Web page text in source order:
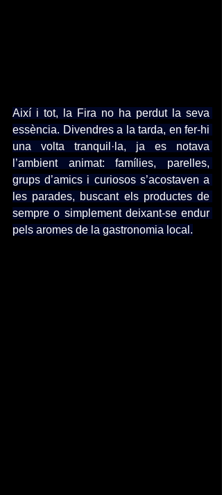
Així i tot, la Fira no ha perdut la seva
essència. Divendres a la tarda, en fer-hi
una volta tranquil·la, ja es notava
l’ambient animat: famílies, parelles,
grups d’amics i curiosos s’acostaven a
les parades, buscant els productes de
sempre o simplement deixant-se endur
pels aromes de la gastronomia local.